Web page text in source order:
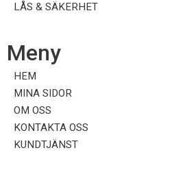
LÅS & SÄKERHET
Meny
HEM
MINA SIDOR
OM OSS
KONTAKTA OSS
KUNDTJÄNST